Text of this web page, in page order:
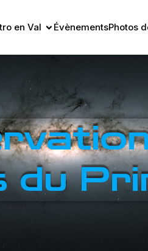
en Val ÉvènementsPhotos
du